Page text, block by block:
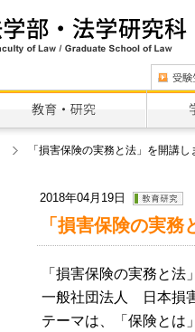
「損害保険の実務と法」を開講し
2018年04月19日
「損害保険の実
「損害保険の実務と
一般社団法人 日本損
テーマは、「保険とは